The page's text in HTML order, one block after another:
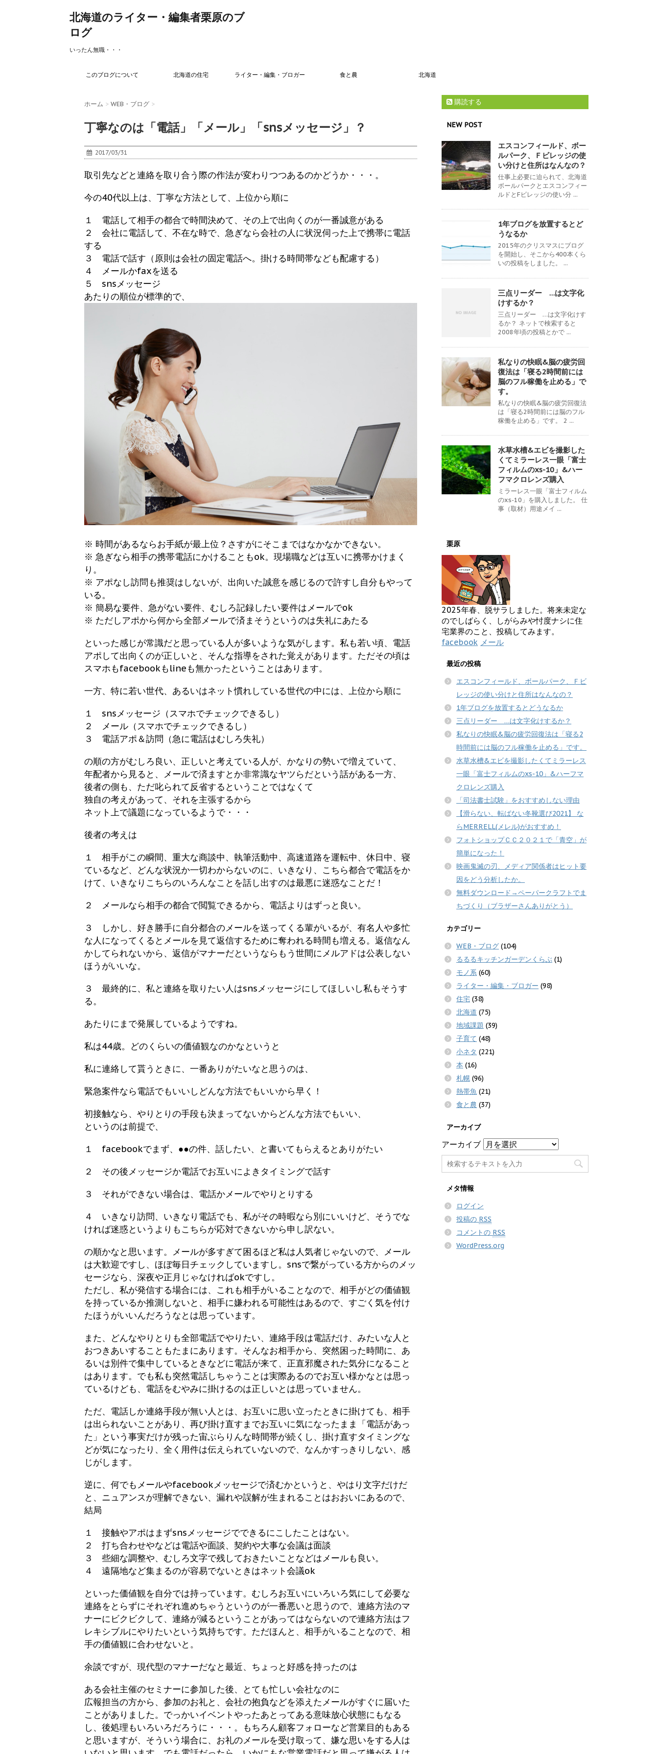
北海道のライター・編集者栗原のブ
ログ
いったん無職・・・
このブログについて 北海道の住宅 ライター・編集・ブロガー 食と農 北海道
ホーム > WEB・ブログ >
丁寧なのは「電話」「メール」「snsメッセージ」？
2017/03/31
取引先などと連絡を取り合う際の作法が変わりつつあるのかどうか・・・。
今の40代以上は、丁寧な方法として、上位から順に
１ 電話して相手の都合で時間決めて、その上で出向くのが一番誠意がある
２ 会社に電話して、不在な時で、急ぎなら会社の人に状況伺った上で携帯に電話
する
３ 電話で話す（原則は会社の固定電話へ。掛ける時間帯なども配慮する）
４ メールかfaxを送る
５ snsメッセージ
あたりの順位が標準的で、
※ 時間があるならお手紙が最上位？さすがにそこまではなかなかできない。
※ 急ぎなら相手の携帯電話にかけることもok。現場職などは互いに携帯かけまく
り。
※ アポなし訪問も推奨はしないが、出向いた誠意を感じるので許すし自分もやって
いる。
※ 簡易な要件、急がない要件、むしろ記録したい要件はメールでok
※ ただしアポから何から全部メールで済まそうというのは失礼にあたる
といった感じが常識だと思っている人が多いような気がします。私も若い頃、電話
アポして出向くのが正しいと、そんな指導をされた覚えがあります。ただその頃は
スマホもfacebookもlineも無かったということはあります。
一方、特に若い世代、あるいはネット慣れしている世代の中には、上位から順に
１ snsメッセージ（スマホでチェックできるし）
２ メール（スマホでチェックできるし）
３ 電話アポ＆訪問（急に電話はむしろ失礼）
の順の方がむしろ良い、正しいと考えている人が、かなりの勢いで増えていて、
年配者から見ると、メールで済ますとか非常識なヤツらだという話がある一方、
後者の側も、ただ叱られて反省するということではなくて
独自の考えがあって、それを主張するから
ネット上で議題になっているようで・・・
後者の考えは
１ 相手がこの瞬間、重大な商談中、執筆活動中、高速道路を運転中、休日中、寝
ているなど、どんな状況か一切わからないのに、いきなり、こちら都合で電話をか
けて、いきなりこちらのいろんなことを話し出すのは最悪に迷惑なことだ！
２ メールなら相手の都合で閲覧できるから、電話よりはずっと良い。
３ しかし、好き勝手に自分都合のメールを送ってくる輩がいるが、有名人や多忙
な人になってくるとメールを見て返信するために奪われる時間も増える。返信なん
かしてられないから、返信がマナーだというならもう世間にメルアドは公表しない
ほうがいいな。
３ 最終的に、私と連絡を取りたい人はsnsメッセージにしてほしいし私もそうす
る。
あたりにまで発展しているようですね。
私は44歳。どのくらいの価値観なのかなというと
私に連絡して貰うときに、一番ありがたいなと思うのは、
緊急案件なら電話でもいいしどんな方法でもいいから早く！
初接触なら、やりとりの手段も決まってないからどんな方法でもいい、
というのは前提で、
１ facebookでまず、●●の件、話したい、と書いてもらえるとありがたい
２ その後メッセージか電話でお互いによきタイミングで話す
３ それができない場合は、電話かメールでやりとりする
４ いきなり訪問、いきなり電話でも、私がその時暇なら別にいいけど、そうでな
ければ迷惑というよりもこちらが応対できないから申し訳ない。
の順かなと思います。メールが多すぎて困るほど私は人気者じゃないので、メール
は大歓迎ですし、ほぼ毎日チェックしていますし。snsで繋がっている方からのメッ
セージなら、深夜や正月じゃなければokですし。
ただし、私が発信する場合には、これも相手がいることなので、相手がどの価値観
を持っているか推測しないと、相手に嫌われる可能性はあるので、すごく気を付け
たほうがいいんだろうなとは思っています。
また、どんなやりとりも全部電話でやりたい、連絡手段は電話だけ、みたいな人と
おつきあいすることもたまにあります。そんなお相手から、突然困った時間に、あ
るいは別件で集中しているときなどに電話が来て、正直邪魔された気分になること
はあります。でも私も突然電話しちゃうことは実際あるのでお互い様かなとは思っ
ているけども、電話をむやみに掛けるのは正しいとは思っていません。
ただ、電話しか連絡手段が無い人とは、お互いに思い立ったときに掛けても、相手
は出られないことがあり、再び掛け直すまでお互いに気になったまま「電話があっ
た」という事実だけが残った宙ぶらりんな時間帯が続くし、掛け直すタイミングな
どが気になったり、全く用件は伝えられていないので、なんかすっきりしない、感
じがします。
逆に、何でもメールやfacebookメッセージで済むかというと、やはり文字だけだ
と、ニュアンスが理解できない、漏れや誤解が生まれることはおおいにあるので、
結局
１ 接触やアポはまずsnsメッセージでできるにこしたことはない。
２ 打ち合わせやなどは電話や面談、契約や大事な会議は面談
３ 些細な調整や、むしろ文字で残しておきたいことなどはメールも良い。
４ 遠隔地など集まるのが容易でないときはネット会議ok
といった価値観を自分では持っています。むしろお互いにいろいろ気にして必要な
連絡をとらずにそれぞれ進めちゃうというのが一番悪いと思うので、連絡方法のマ
ナーにビクビクして、連絡が減るということがあってはならないので連絡方法はフ
レキシブルにやりたいという気持ちです。ただほんと、相手がいることなので、相
手の価値観に合わせないと。
余談ですが、現代型のマナーだなと最近、ちょっと好感を持ったのは
ある会社主催のセミナーに参加した後、とても忙しい会社なのに
広報担当の方から、参加のお礼と、会社の抱負などを添えたメールがすぐに届いた
ことがありました。でっかいイベントやったあとってある意味放心状態にもなる
し、後処理もいろいろだろうに・・・。もちろん顧客フォローなど営業目的もある
と思いますが、そういう場合に、お礼のメールを受け取って、嫌な思いをする人は
購読する
NEW POST
エスコンフィールド、ボー
ルパーク、Ｆビレッジの使
い分けと住所はなんなの？
仕事上必要に迫られて、北海道
ボールパークとエスコンフィー
ルドとFビレッジの使い分 ...
1年ブログを放置するとど
うなるか
2015年のクリスマスにブログ
を開始し、そこから400本くら
いの投稿をしました。 ...
三点リーダー …は文字化
けするか？
三点リーダー …は文字化けす
るか？ ネットで検索すると
2008年頃の投稿とかで ...
私なりの快眠&脳の疲労回
復法は「寝る2時間前には
脳のフル稼働を止める」で
す。
私なりの快眠&脳の疲労回復法
は「寝る2時間前には脳のフル
稼働を止める」です。 2 ...
水草水槽&エビを撮影した
くてミラーレス一眼「富士
フィルムのxs-10」&ハー
フマクロレンズ購入
ミラーレス一眼「富士フィルム
のxs-10」を購入しました。 仕
事（取材）用途メイ ...
栗原
2025年春、脱サラしました。将来未定な
のでしばらく、しがらみや忖度ナシに住
宅業界のこと、投稿してみます。
facebook メール
最近の投稿
エスコンフィールド、ボールパーク、Ｆビ
レッジの使い分けと住所はなんなの？
1年ブログを放置するとどうなるか
三点リーダー …は文字化けするか？
私なりの快眠&脳の疲労回復法は「寝る2
時間前には脳のフル稼働を止める」です。
水草水槽&エビを撮影したくてミラーレス
一眼「富士フィルムのxs-10」&ハーフマ
クロレンズ購入
「司法書士試験」をおすすめしない理由
【滑らない、転ばない冬靴選び2021】 な
らMERRELL(メレル)がおすすめ！
フォトショップＣＣ２０２１で「青空」が
簡単になった！
映画鬼滅の刃、メディア関係者はヒット要
因をどう分析したか。
無料ダウンロード→ペーパークラフトでま
ちづくり（ブラザーさんありがとう）
カテゴリー
WEB・ブログ (104)
るるるキッチンガーデンくらぶ (1)
モノ系 (60)
ライター・編集・ブロガー (98)
住宅 (38)
北海道 (75)
地域課題 (39)
子育て (48)
小ネタ (221)
本 (16)
札幌 (96)
熱帯魚 (21)
食と農 (37)
アーカイブ
アーカイブ
メタ情報
ログイン
投稿の RSS
コメントの RSS
WordPress.org